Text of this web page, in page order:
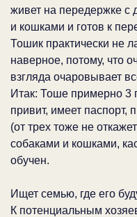
живет на передержке с
и кошками и готов к
Тошик практически не
наверное, потому, что
взгляда очаровывает
Итак: Тоше примерно 3
привит, имеет паспорт,
(от трех тоже не
собаками и кошками,
обучен.
Ищет семью, где его
К потенциальным